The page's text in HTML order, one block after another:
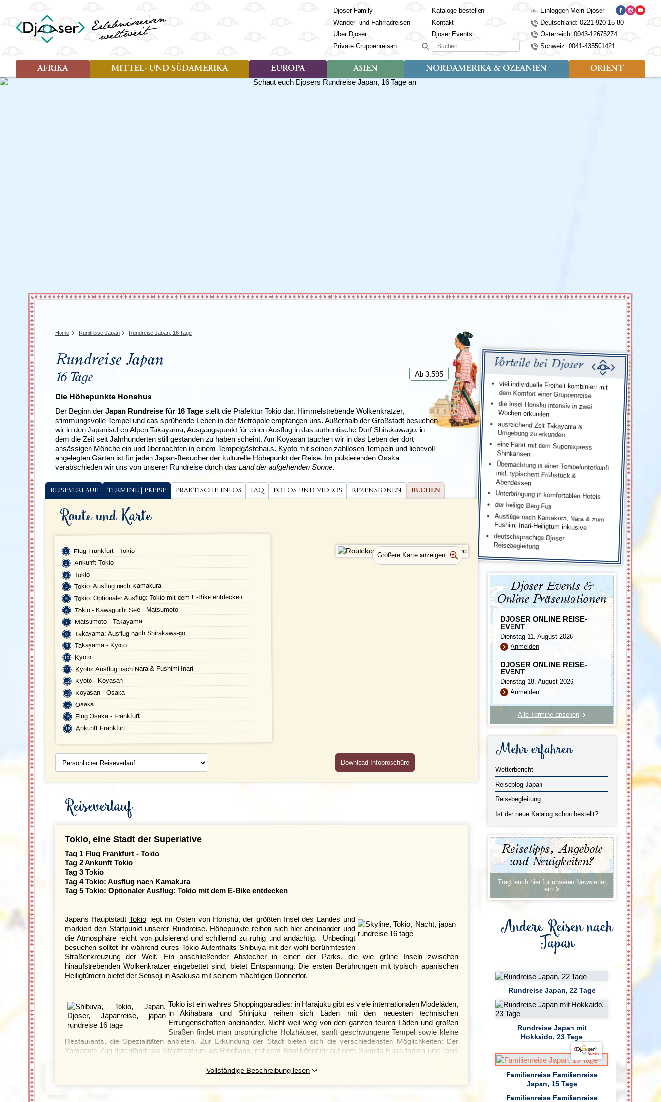
Djoser Family
Wander- und Fahrradreisen
Über Djoser
Private Gruppenreisen
Kataloge bestellen
Kontakt
Djoser Events
Suchen...
Einloggen Mein Djoser
Deutschland: 0221-920 15 80
Österreich: 0043-12675274
Schweiz: 0041-435501421
AFRIKA MITTEL- UND SÜDAMERIKA EUROPA
Art der Reise Länder
ASIEN
Art der Reise
NORDAMERIKA & OZEANIEN
Art der Reise
ORIENT
Home Rundreise Japan Rundreise Japan, 16 Tage
Rundreise Japan
16 Tage
Die Höhepunkte Honshus
Ab 3.595
Der Beginn der Japan Rundreise für 16 Tage stellt die Präfektur Tokio dar. Himmelstrebende Wolkenkratzer,
stimmungsvolle Tempel und das sprühende Leben in der Metropole empfangen uns. Außerhalb der Großstadt besuchen
wir in den Japanischen Alpen Takayama, Ausgangspunkt für einen Ausflug in das authentische Dorf Shirakawago, in
dem die Zeit seit Jahrhunderten still gestanden zu haben scheint. Am Koyasan tauchen wir in das Leben der dort
ansässigen Mönche ein und übernachten in einem Tempelgästehaus. Kyoto mit seinen zahllosen Tempeln und liebevoll
angelegten Gärten ist für jeden Japan-Besucher der kulturelle Höhepunkt der Reise. Im pulsierenden Osaka
verabschieden wir uns von unserer Rundreise durch das Land der aufgehenden Sonne.
REISEVERLAUF TERMINE | PREISE REZENSIONEN
PRAKTISCHE INFOS FAQ FOTOS UND VIDEOS BUCHEN
Route und Karte
Flug Frankfurt - Tokio
Ankunft Tokio
Tokio
Tokio: Ausflug nach Kamakura
Tokio: Optionaler Ausflug: Tokio mit dem E-Bike entdecken
Tokio - Kawaguchi See - Matsumoto
Matsumoto - Takayama
Takayama: Ausflug nach Shirakawa-go
Takayama - Kyoto
Kyoto
Kyoto: Ausflug nach Nara & Fushimi Inari
Kyoto - Koyasan
Koyasan - Osaka
Osaka
Flug Osaka - Frankfurt
Ankunft Frankfurt
Reiseverlauf
Download Infobroschüre
Reiseverlauf
Tokio, eine Stadt der Superlative
Tag 1 Flug Frankfurt - Tokio
Tag 2 Ankunft Tokio
Tag 3 Tokio
Tag 4 Tokio: Ausflug nach Kamakura
Tag 5 Tokio: Optionaler Ausflug: Tokio mit dem E-Bike entdecken
Japans Hauptstadt Tokio liegt im Osten von Honshu, der größten Insel des Landes und
markiert den Startpunkt unserer Rundreise. Höhepunkte reihen sich hier aneinander und
die Atmosphäre reicht von pulsierend und schillernd zu ruhig und andächtig. Unbedingt
besuchen solltet ihr während eures Tokio Aufenthalts Shibuya mit der wohl berühmtesten
Straßenkreuzung der Welt. Ein anschließender Abstecher in einen der Parks, die wie grüne Inseln zwischen
hinaufstrebenden Wolkenkratzer eingebettet sind, bietet Entspannung. Die ersten Berührungen mit typisch japanischen
Heiligtümern bietet der Sensoji in Asakusa mit seinem mächtigen Donnertor.
Tokio ist ein wahres Shoppingparadies: in Harajuku gibt es viele internationalen Modeläden,
in Akihabara und Shinjuku reihen sich Läden mit den neuesten technischen
Errungenschaften aneinander. Nicht weit weg von den ganzen teuren Läden und großen
Straßen findet man ursprüngliche Holzhäuser, sanft geschwungene Tempel sowie kleine
Restaurants, die Spezialitäten anbieten. Zur Erkundung der Stadt bieten sich die verschiedensten Möglichkeiten: Der
Yamanote-Zug durchfährt das Stadtzentrum als Ringbahn, mit dem Boot könnt ihr auf dem Sumida-Fluss fahren und Taxis
euch Restaurants mit vielen verschiedenen Spezialitäten. Am Abend könnt ihr eine typisch japanische Theateraufführung,
Vollständige Beschreibung lesen
Vorteile bei Djoser
viel individuelle Freiheit kombiniert mit
dem Komfort einer Gruppenreise
die Insel Honshu intensiv in zwei
Wochen erkunden
ausreichend Zeit Takayama &
Umgebung zu erkunden
eine Fahrt mit dem Superexpress
Shinkansen
Übernachtung in einer Tempelunterkunft
inkl. typischem Frühstück &
Abendessen
Unterbringung in komfortablen Hotels
der heilige Berg Fuji
Ausflüge nach Kamakura, Nara & zum
Fushimi Inari-Heiligtum inklusive
deutschsprachige Djoser-
Reisebegleitung
Andere Reisen nach
Japan
Rundreise Japan, 22 Tage
Rundreise Japan mit
Hokkaido, 23 Tage
Familienreise Familienreise
Japan, 15 Tage
Familienreise Familienreise
Djoser Events &
Online Präsentationen
DJOSER ONLINE REISE-
EVENT
Dienstag 11. August 2026
Anmelden
DJOSER ONLINE REISE-
EVENT
Dienstag 18. August 2026
Anmelden
Alle Termine ansehen
Mehr erfahren
Wetterbericht
Reiseblog Japan
Reisebegleitung
Ist der neue Katalog schon bestellt?
Reisetipps, Angebote
und Neuigkeiten?
Tragt euch hier für unseren Newsletter
ein